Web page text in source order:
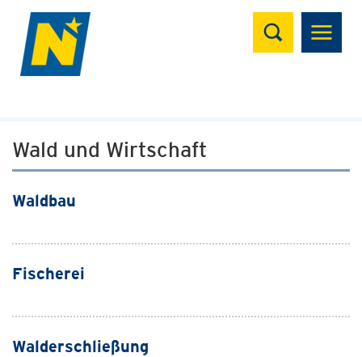
Suchen
Wald und Wirtschaft
Waldbau
Fischerei
Walderschließung